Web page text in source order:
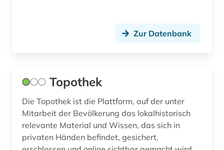
bild (2)
bildbearbeitung (1)
bilddatenbank (4)
bildende kunst (3)
Zur Datenbank
Topothek
Die Topothek ist die Plattform, auf der unter
Mitarbeit der Bevölkerung das lokalhistorisch
relevante Material und Wissen, das sich in
privaten Händen befindet, gesichert,